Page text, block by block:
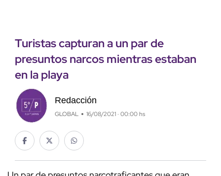
Turistas capturan a un par de
presuntos narcos mientras estaban
en la playa
Redacción
GLOBAL 16/08/2021 · 00:00 hs